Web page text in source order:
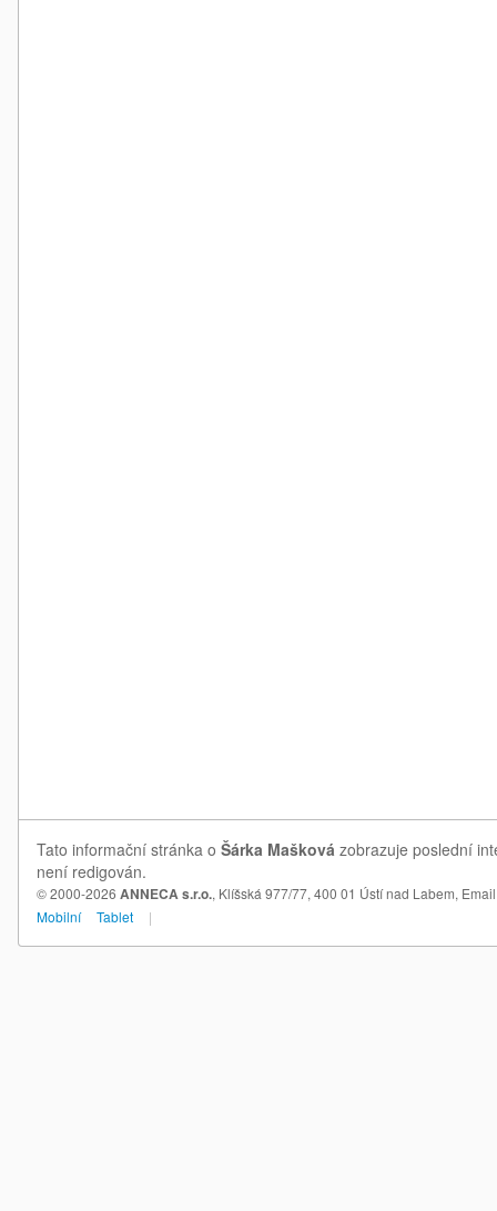
Tato informační stránka o Šárka Mašková zobrazuje poslední
není redigován.
© 2000-2026 ANNECA s.r.o., Klíšská 977/77, 400 01 Ústí nad Labem,
Mobilní
Tablet |